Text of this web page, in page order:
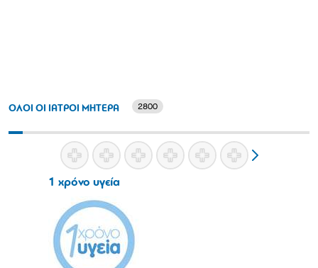
ΟΛΟΙ ΟΙ ΙΑΤΡΟΙ ΜΗΤΕΡΑ 2800
1 χρόνο υγεία